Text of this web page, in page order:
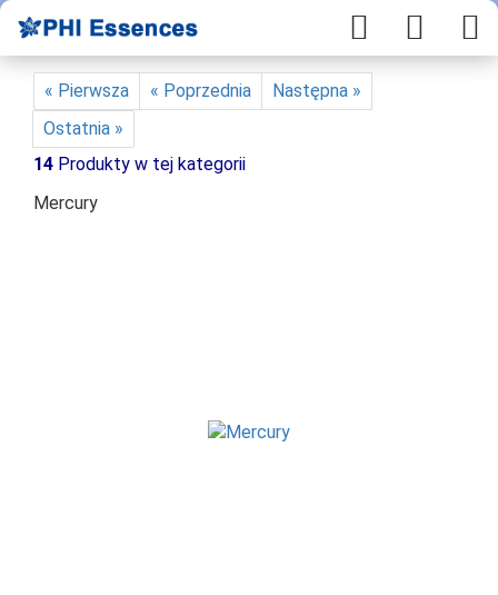
« Pierwsza « Poprzednia
Następna »
Ostatnia »
14 Produkty w tej kategorii
Mercury